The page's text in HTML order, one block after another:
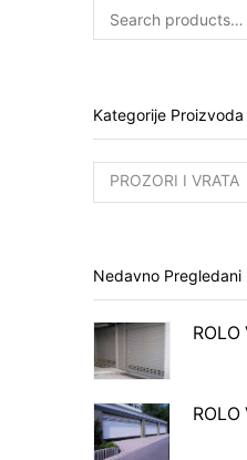
Kategorije Proizvoda
PROZORI I
Nedavno Pregledani
ROLO
ROLO